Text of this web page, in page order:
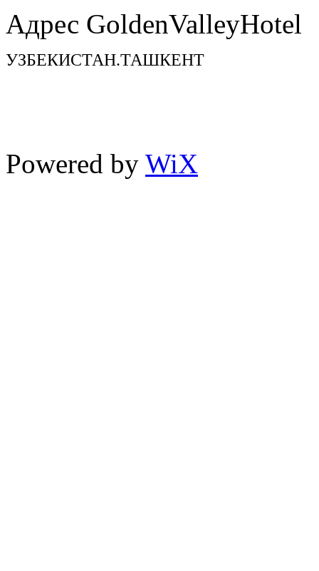
Адрес GoldenValleyHotel
УЗБЕКИСТАН.ТАШКЕНТ
Powered by WiX